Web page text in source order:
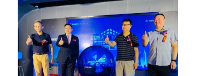
纽约时代广场（Time Square）盛大开幕。另外，
团队在本次大会中更展示最新的赛车模拟平台，
并發布全新体感赛车俱乐部概念。
阅读更多